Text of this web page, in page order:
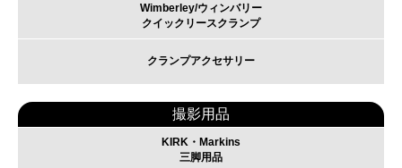
Wimberley/ウィンバリー
クイックリースクランプ
クランプアクセサリー
撮影用品
KIRK・Markins
三脚用品